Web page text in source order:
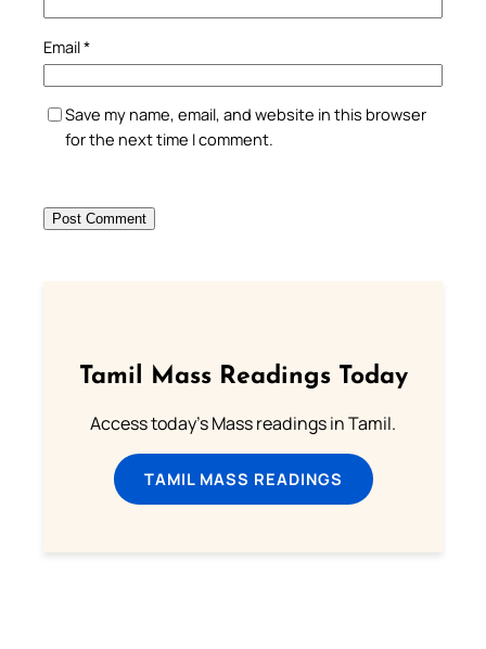
Email*
Save my name, email, and website in this browser
for the next time I comment.
Tamil Mass Readings Today
Access today's Mass readings in Tamil.
TAMIL MASS READINGS